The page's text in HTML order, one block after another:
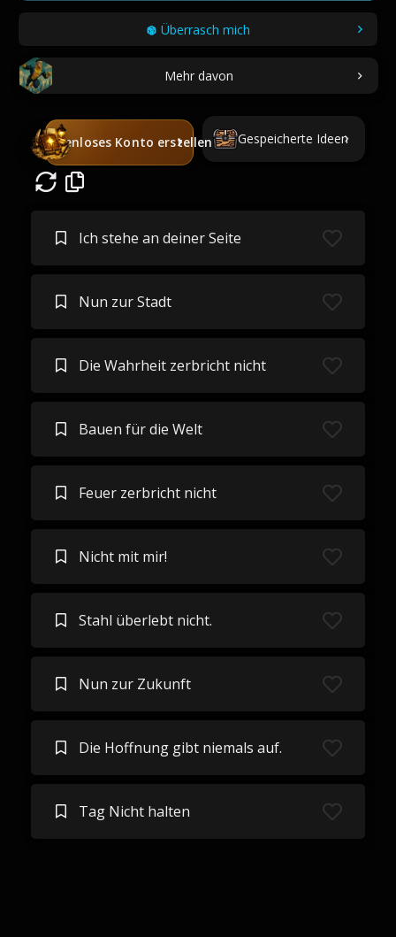
Überrasch mich
Mehr davon
Kostenloses Konto erstellen Gespeicherte Ideen
Ich stehe an deiner Seite
Nun zur Stadt
Die Wahrheit zerbricht nicht
Bauen für die Welt
Feuer zerbricht nicht
Nicht mit mir!
Stahl überlebt nicht.
Nun zur Zukunft
Die Hoffnung gibt niemals auf.
Tag Nicht halten